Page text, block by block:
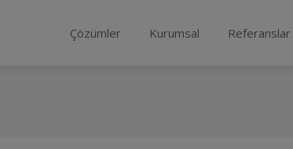
Çözümler Kurumsal Referanslar